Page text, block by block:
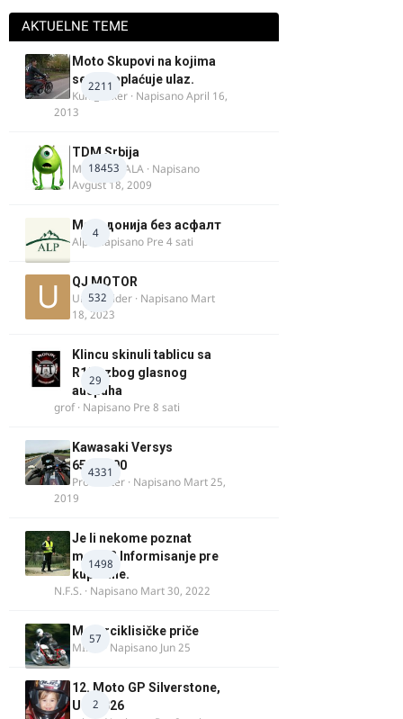
AKTUELNE TEME
2211
Moto Skupovi na kojima
se ne naplaćuje ulaz.
Kum_Mixer · NapisanoApril 16,
2013
18453
TDM Srbija
MURICAMALA · Napisano
Avgust 18, 2009
4
Македонија без асфалт
Alp · Napisano Pre 4 sati
532
QJ MOTOR
Urban Rider · Napisano Mart
18, 2023
29
Klincu skinuli tablicu sa
R125 zbog glasnog
auspuha
grof· Napisano Pre 8 sati
4331
Kawasaki Versys
650/1000
ProMaster · Napisano Mart 25,
2019
1498
Je li nekome poznat
motor? Informisanje pre
kupovine.
N.F.S. · Napisano Mart 30, 2022
57
Motorciklisičke priče
MIHO · Napisano Jun 25
2
12. Moto GP Silverstone,
UK, 2026